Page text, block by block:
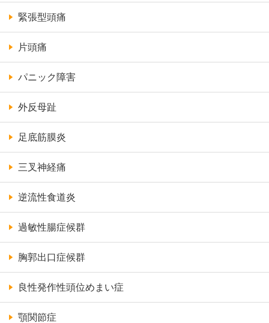
緊張型頭痛
片頭痛
パニック障害
外反母趾
足底筋膜炎
三叉神経痛
逆流性食道炎
過敏性腸症候群
胸郭出口症候群
良性発作性頭位めまい症
顎関節症